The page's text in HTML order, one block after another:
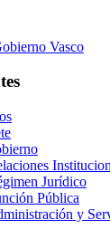
Vasco
Jurídico
Pública
y